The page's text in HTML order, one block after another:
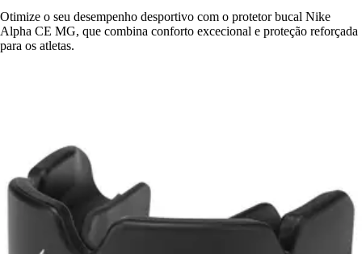
Otimize o seu desempenho desportivo com o protetor bucal Nike
Alpha CE MG, que combina conforto excecional e proteção reforçada
para os atletas.